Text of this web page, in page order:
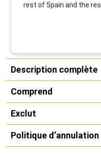
rest of Spain and the
brother relationship
Description complète
Comprend
Exclut
Politique d’annulation